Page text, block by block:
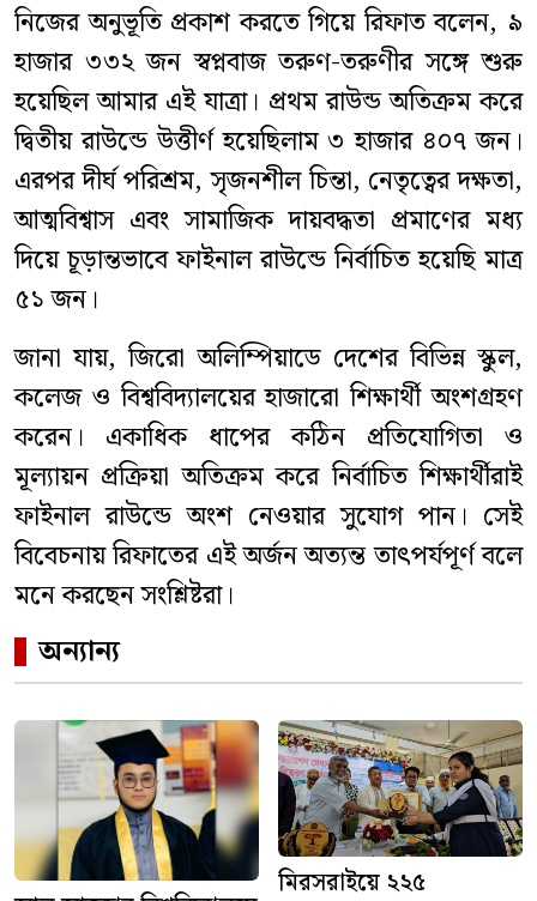
নিজের অনুভূতি প্রকাশ করতে গিয়ে রিফাত বলেন, ৯
হাজার ৩৩২ জন স্বপ্নবাজ তরুণ-তরুণীর সঙ্গে শুরু
হয়েছিল আমার এই যাত্রা। প্রথম রাউন্ড অতিক্রম করে
দ্বিতীয় রাউন্ডে উত্তীর্ণ হয়েছিলাম ৩ হাজার ৪০৭ জন।
এরপর দীর্ঘ পরিশ্রম, সৃজনশীল চিন্তা, নেতৃত্বের দক্ষতা,
আত্মবিশ্বাস এবং সামাজিক দায়বদ্ধতা প্রমাণের মধ্য
দিয়ে চূড়ান্তভাবে ফাইনাল রাউন্ডে নির্বাচিত হয়েছি মাত্র
৫১ জন।
জানা যায়, জিরো অলিম্পিয়াডে দেশের বিভিন্ন স্কুল,
কলেজ ও বিশ্ববিদ্যালয়ের হাজারো শিক্ষার্থী অংশগ্রহণ
করেন। একাধিক ধাপের কঠিন প্রতিযোগিতা ও
মূল্যায়ন প্রক্রিয়া অতিক্রম করে নির্বাচিত শিক্ষার্থীরাই
ফাইনাল রাউন্ডে অংশ নেওয়ার সুযোগ পান। সেই
বিবেচনায় রিফাতের এই অর্জন অত্যন্ত তাৎপর্যপূর্ণ বলে
মনে করছেন সংশ্লিষ্টরা।
অন্যান্য
মিরসরাইয়ে ২২৫